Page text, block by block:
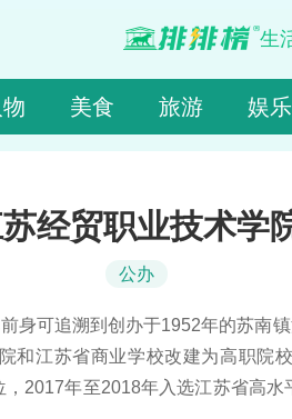
生
物 美食 旅游 娱乐
经贸职业技术学
公办
身可追溯到创办于1952年的苏南
和江苏省商业学校改建为高职院
2017年至2018年入选江苏省高